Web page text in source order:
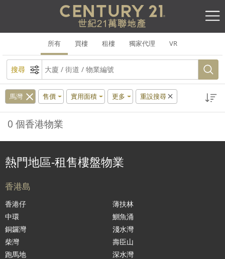
所有 買樓 租樓 獨家代理 VR
搜尋
馬灣 售價 實用面積 更多 重設搜尋
0 個香港物業
熱門地區-租售樓盤物業
香港島
香港仔
中環
銅鑼灣
柴灣
跑馬地
薄扶林
鰂魚涌
淺水灣
壽臣山
深水灣